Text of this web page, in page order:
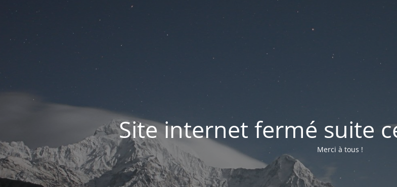
Site internet fermé suite
Merci à tous !